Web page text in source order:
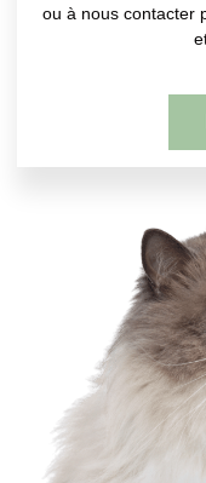
ou à nous contacter